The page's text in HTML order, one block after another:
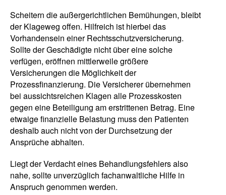
Scheitern die außergerichtlichen Bemühungen, bleibt
der Klageweg offen. Hilfreich ist hierbei das
Vorhandensein einer Rechtsschutzversicherung.
Sollte der Geschädigte nicht über eine solche
verfügen, eröffnen mittlerweile größere
Versicherungen die Möglichkeit der
Prozessfinanzierung. Die Versicherer übernehmen
bei aussichtsreichen Klagen alle Prozesskosten
gegen eine Beteiligung am erstrittenen Betrag. Eine
etwaige finanzielle Belastung muss den Patienten
deshalb auch nicht von der Durchsetzung der
Ansprüche abhalten.
Liegt der Verdacht eines Behandlungsfehlers also
nahe, sollte unverzüglich fachanwaltliche Hilfe in
Anspruch genommen werden.